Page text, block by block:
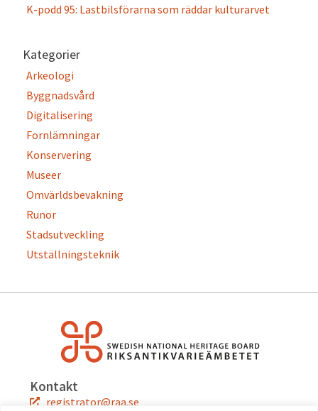
K-podd 95: Lastbilsförarna som räddar kulturarvet
Kategorier
Arkeologi
Byggnadsvård
Digitalisering
Fornlämningar
Konservering
Museer
Omvärldsbevakning
Runor
Stadsutveckling
Utställningsteknik
Kontakt
registrator@raa.se